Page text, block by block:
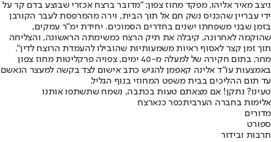
ניצב מאיר אליהו, מפקד מחוז צפון: "מדובר ברצח אכזרי שבוצע בדם קר על
ידי עבריין שהכניס נשק חם אל תוך הבית, וירה מהמרפסת לעבר הקורבן
בזמן שבני משפחתו ישנים בחדרים הסמוכים. יחידת ימ"ר עמקים,
שהוקמה לאחרונה, קיבלה את תיק הרצח כמשימתה הראשונה, והצליחה
תוך זמן קצר לאסוף ראיות משמעותיות שהובילו להעמדת הרוצח לדין".
מחר, בתום חקירה של למעלה מ-40 ימים, צפויה פרקליטות מחוז צפון
באמצעות עו"ד אלינה קאפמן להגיש כתב אישום לצד בקשה למעצר הנאשם
עד תום ההליכים בבית משפט המחוזי בנוף הגליל.
טעינו? נתקן! אם מצאתם טעות בכתבה, נשמח שתשתפו אותנו
אלימות בחברה הערביתכפר כנארצח
מדורים
ספורט
תרבות ובידור